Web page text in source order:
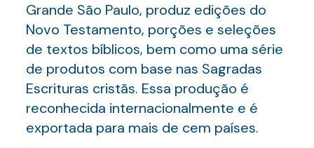
Grande São Paulo, produz edições do
Novo Testamento, porções e seleções
de textos bíblicos, bem como uma série
de produtos com base nas Sagradas
Escrituras cristãs. Essa produção é
reconhecida internacionalmente e é
exportada para mais de cem países.